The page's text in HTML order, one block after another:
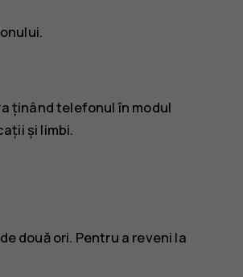
ținând telefonul în modul
și limbi.
două ori. Pentru a reveni la